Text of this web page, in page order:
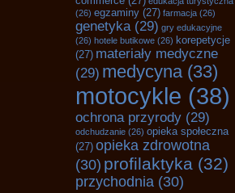
(26) egzaminy (27) farmacja (26)
genetyka (29) gry edukacyjne
(26) hotele butikowe (26) korepetycje
(27) materiały medyczne
(29) medycyna(33)
motocykle (38)
ochrona przyrody (29)
odchudzanie (26) opieka społeczna
(27) opieka zdrowotna
(30) profilaktyka (32)
przychodnia (30)